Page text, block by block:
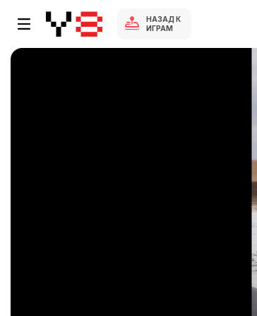
НАЗАД К
ИГРАМ